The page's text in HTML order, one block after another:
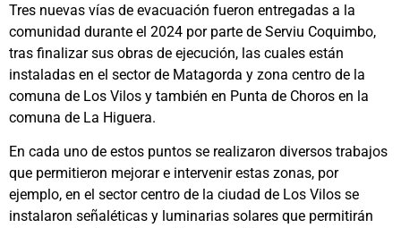
Tres nuevas vías de evacuación fueron entregadas a la
comunidad durante el 2024 por parte de Serviu Coquimbo,
tras finalizar sus obras de ejecución, las cuales están
instaladas en el sector de Matagorda y zona centro de la
comuna de Los Vilos y también en Punta de Choros en la
comuna de La Higuera.
En cada uno de estos puntos se realizaron diversos trabajos
que permitieron mejorar e intervenir estas zonas, por
ejemplo, en el sector centro de la ciudad de Los Vilos se
instalaron señaléticas y luminarias solares que permitirán